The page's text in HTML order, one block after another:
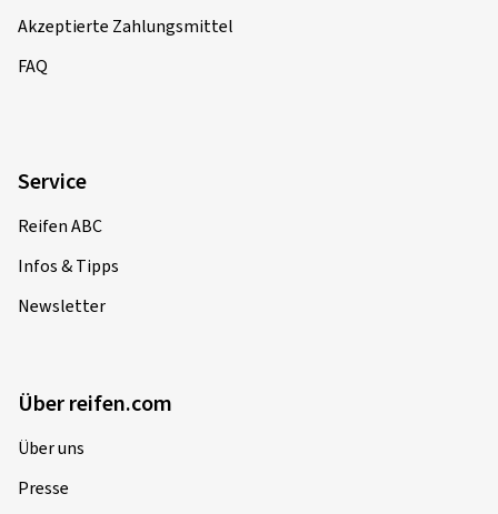
Akzeptierte Zahlungsmittel
FAQ
Service
Reifen ABC
Infos & Tipps
Newsletter
Über reifen.com
Über uns
Presse